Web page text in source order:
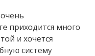
приходится много
и хочется
систему